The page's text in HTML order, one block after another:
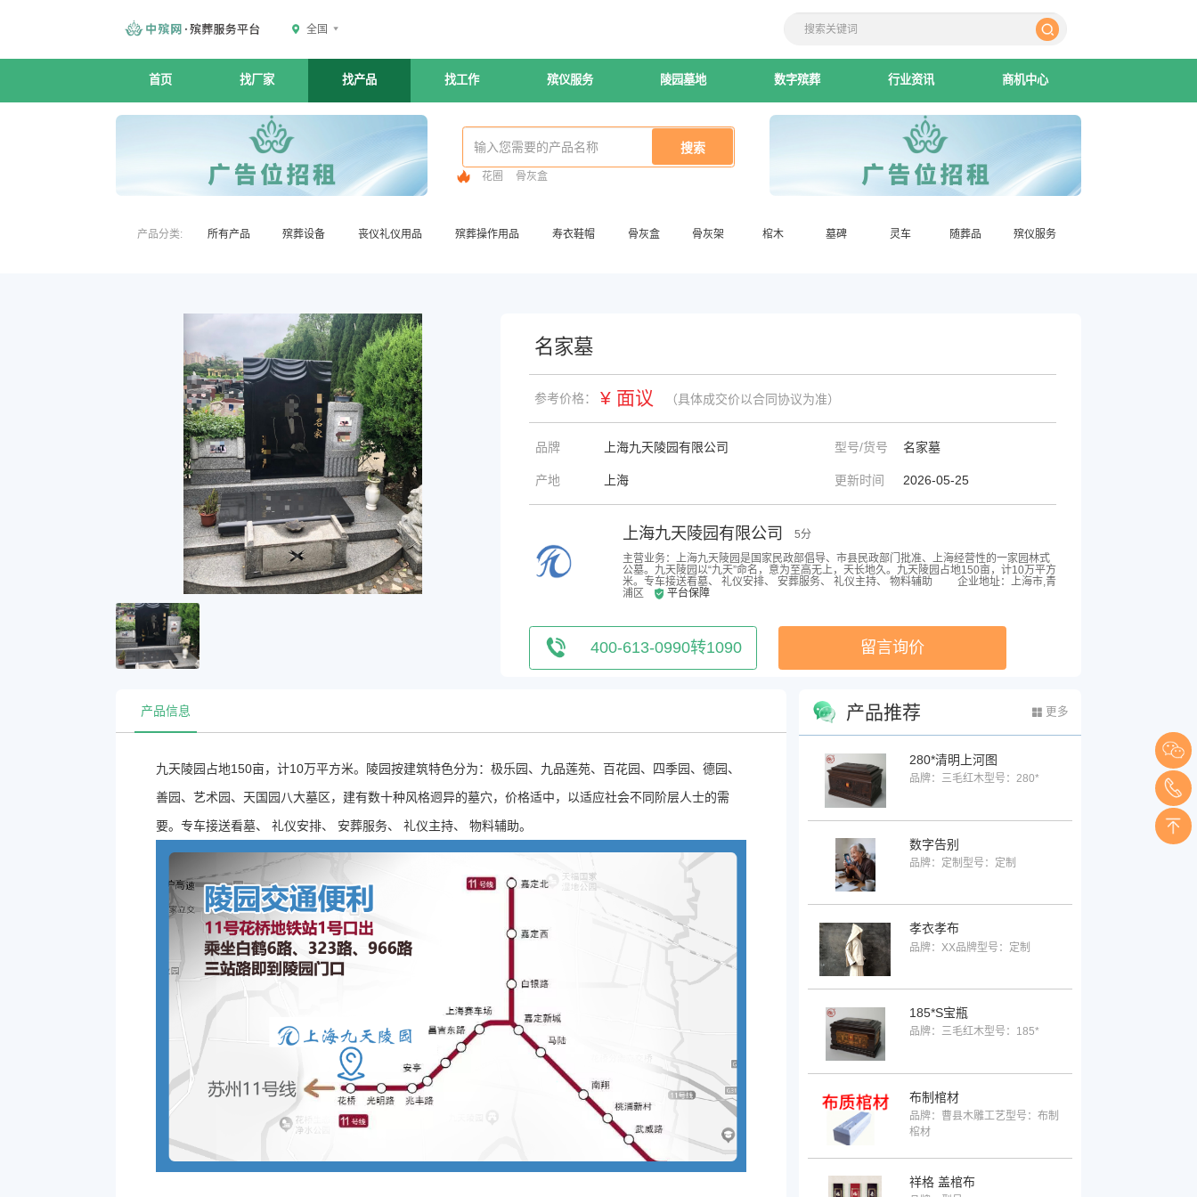
全国
首页 找厂家 找产品 找工作 殡仪服务 陵园墓地 数字殡葬 行业资讯 商机中心
花圈 骨灰盒
产品分类: 所有产品 殡葬设备 丧仪礼仪用品 殡葬操作用品 寿衣鞋帽 骨灰盒 骨灰架 棺木 墓碑 灵车 随葬品 殡仪服务
名家墓
参考价格： ¥ 面议 （具体成交价以合同协议为准）
品牌 上海九天陵园有限公司 型号/货号 名家墓
产地 上海 更新时间 2026-05-25
上海九天陵园有限公司
5分
主营业务：上海九天陵园是国家民政部倡导、市县民政部门批准、上海经营性的一家园林式
公墓。九天陵园以“九天”命名，意为至高无上，天长地久。九天陵园占地150亩，计10万平方
米。专车接送看墓、 礼仪安排、 安葬服务、 礼仪主持、 物料辅助
企业地址：上海市,青
浦区
平台保障
400-613-0990转1090 留言询价
产品信息
九天陵园占地150亩，计10万平方米。陵园按建筑特色分为：极乐园、九品莲苑、百花园、四季园、德园、
善园、艺术园、天国园八大墓区，建有数十种风格迥异的墓穴，价格适中，以适应社会不同阶层人士的需
要。专车接送看墓、 礼仪安排、 安葬服务、 礼仪主持、 物料辅助。
产品推荐 更多
280*清明上河图
品牌：三毛红木型号：280*
数字告别
品牌：定制 型号：定制
孝衣孝布
品牌：XX品牌型号：定制
185*S宝瓶
品牌：三毛红木型号：185*
布制棺材
品牌：曹县木雕工艺型号：布制
棺材
祥格 盖棺布